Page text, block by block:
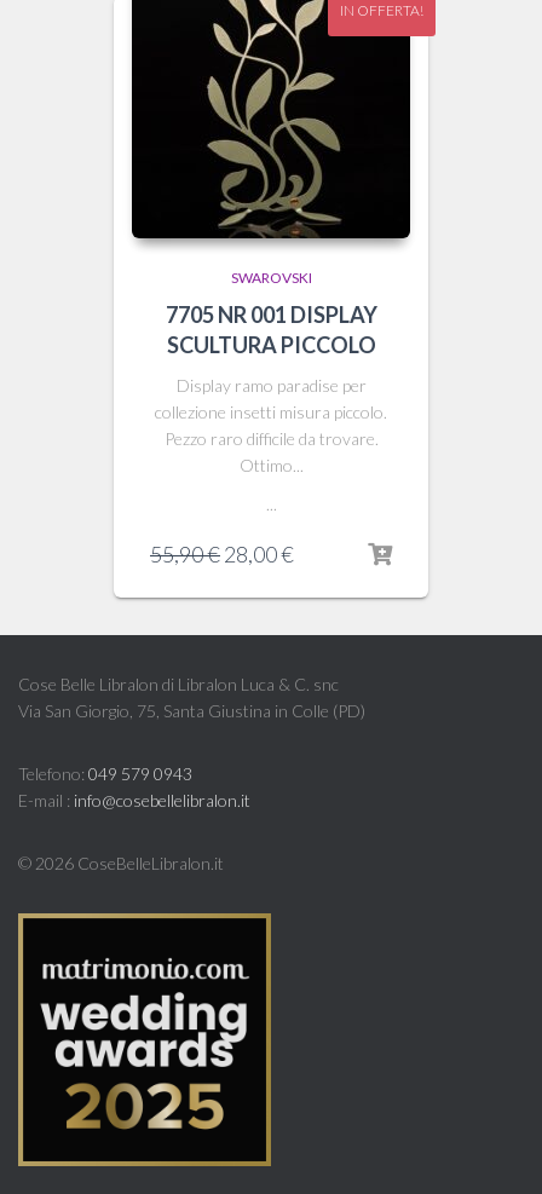
IN OFFERTA!
SWAROVSKI
7705 NR 001 DISPLAY
SCULTURA PICCOLO
Display ramo paradise per
collezione insetti misura piccolo.
Pezzo raro difficile da trovare.
Ottimo...
55,90€Il
originale
era:
28,00€Il
attuale
è:
Cose Belle Libralon di Libralon Luca & C. snc
Via San Giorgio, 75, Santa Giustina in Colle (PD)
Telefono: 049 579 0943
E-mail : info@cosebellelibralon.it
© 2026 CoseBelleLibralon.it